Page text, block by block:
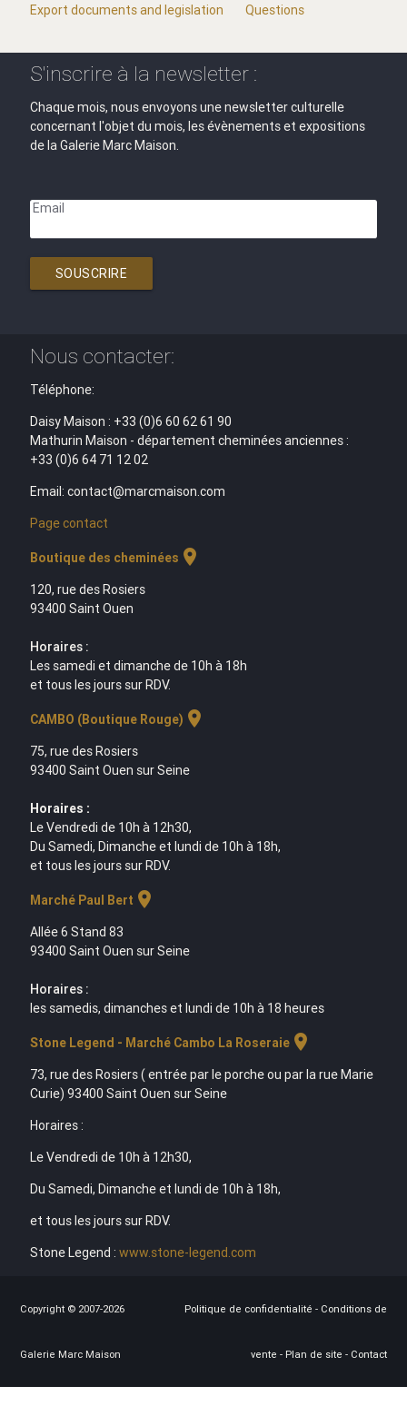
Export documents and legislation
Questions
S'inscrire à la newsletter :
Chaque mois, nous envoyons une newsletter culturelle
concernant l'objet du mois, les évènements et expositions
de la Galerie Marc Maison.
Email
SOUSCRIRE
Nous contacter:
Téléphone:
Daisy Maison : +33 (0)6 60 62 61 90
Mathurin Maison - département cheminées anciennes :
+33 (0)6 64 71 12 02
Email: contact@marcmaison.com
Page contact
Boutique des cheminées location_on
120, rue des Rosiers
93400 Saint Ouen
Horaires :
Les samedi et dimanche de 10h à 18h
et tous les jours sur RDV.
CAMBO (Boutique Rouge) location_on
75, rue des Rosiers
93400 Saint Ouen sur Seine
Horaires :
Le Vendredi de 10h à 12h30,
Du Samedi, Dimanche et lundi de 10h à 18h,
et tous les jours sur RDV.
Marché Paul Bert location_on
Allée 6 Stand 83
93400 Saint Ouen sur Seine
Horaires :
les samedis, dimanches et lundi de 10h à 18 heures
Stone Legend - Marché Cambo La Roseraielocation_on
73, rue des Rosiers ( entrée par le porche ou par la rue Marie
Curie) 93400 Saint Ouen sur Seine
Horaires :
Le Vendredi de 10h à 12h30,
Du Samedi, Dimanche et lundi de 10h à 18h,
et tous les jours sur RDV.
Stone Legend : www.stone-legend.com
Copyright © 2007-2026
Galerie Marc Maison
Politique de confidentialité - Conditions de
vente - Plan de site - Contact